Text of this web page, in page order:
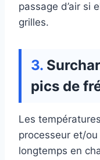
passage d’air si
grilles.
pics de
Les
processeur et/
longtemps en